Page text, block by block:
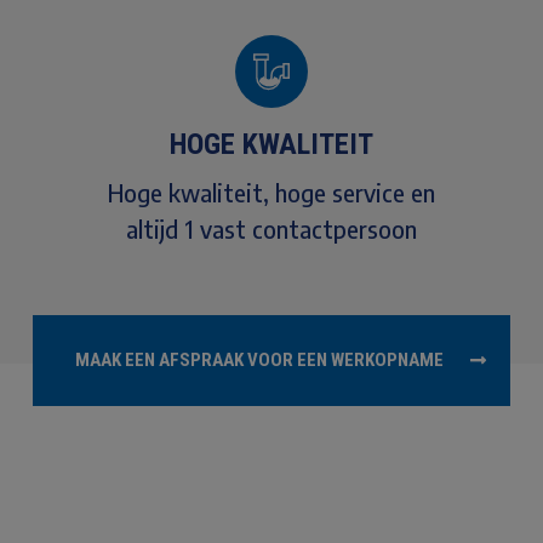
HOGE KWALITEIT
Hoge kwaliteit, hoge service en
altijd 1 vast contactpersoon
MAAK EEN AFSPRAAK VOOR EEN WERKOPNAME